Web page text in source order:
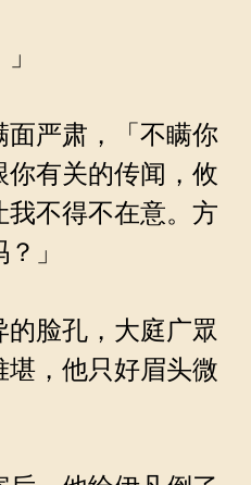
严肃，「不瞒你
有关的传闻，攸
我不得不在意。方
」
脸孔，大庭广眾
，他只好眉头微